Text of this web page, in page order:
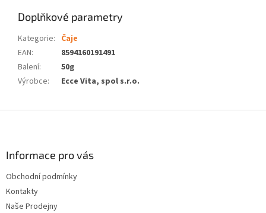
Doplňkové parametry
Kategorie: Čaje
EAN:
8594160191491
Balení:
50g
Výrobce: Ecce Vita, spol s.r.o.
Informace pro vás
Obchodní podmínky
Kontakty
Naše Prodejny